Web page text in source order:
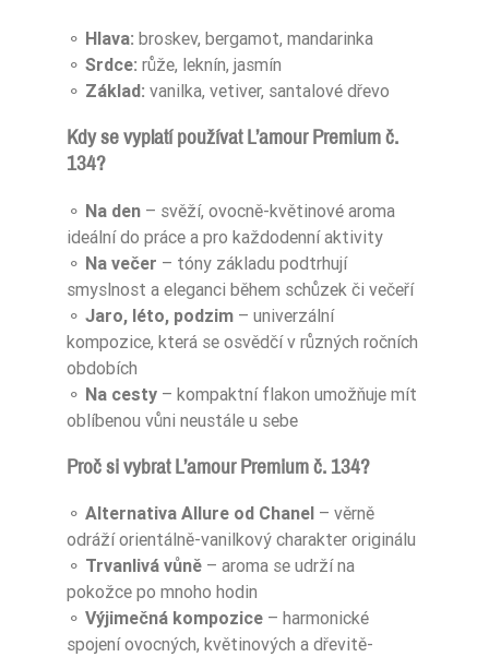
⚬ Hlava: broskev, bergamot, mandarinka
⚬ Srdce: růže, leknín, jasmín
⚬ Základ: vanilka, vetiver, santalové dřevo
Kdy se vyplatí používat L’amour Premium č.
134?
⚬ Na den – svěží, ovocně-květinové aroma
ideální do práce a pro každodenní aktivity
⚬ Na večer – tóny základu podtrhují
smyslnost a eleganci během schůzek či večeří
⚬ Jaro, léto, podzim – univerzální
kompozice, která se osvědčí v různých ročních
obdobích
⚬ Na cesty – kompaktní flakon umožňuje mít
oblíbenou vůni neustále u sebe
Proč si vybrat L’amour Premium č. 134?
⚬ Alternativa Allure od Chanel – věrně
odráží orientálně-vanilkový charakter originálu
⚬ Trvanlivá vůně – aroma se udrží na
pokožce po mnoho hodin
⚬ Výjimečná kompozice – harmonické
spojení ovocných, květinových a dřevitě-